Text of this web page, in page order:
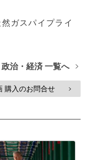
ガスパイプライ
政治・経済 一覧へ >
購入のお問合せ >